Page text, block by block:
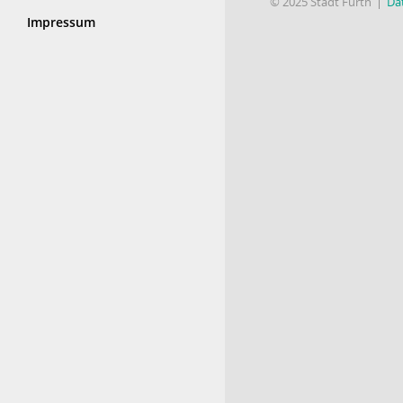
Impressum